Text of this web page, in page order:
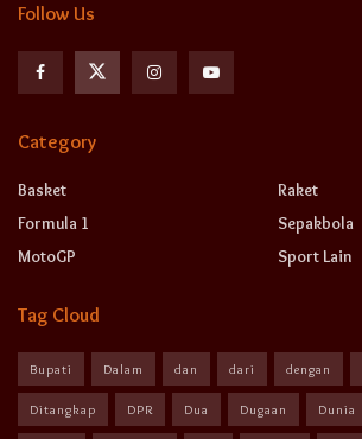
Follow Us
Category
Basket
Formula 1
MotoGP
Raket
Sepakbola
Sport Lain
Tag Cloud
Bupati Dalam dan dari dengan
Ditangkap DPR Dua Dugaan Dunia